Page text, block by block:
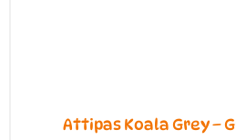
Attipas Koala Grey –